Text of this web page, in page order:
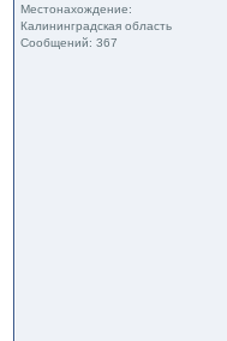
Местонахождение:
Калининградская область
Сообщений: 367